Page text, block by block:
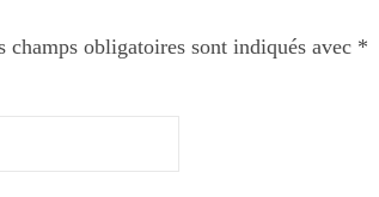
champs obligatoires sont indiqués avec *